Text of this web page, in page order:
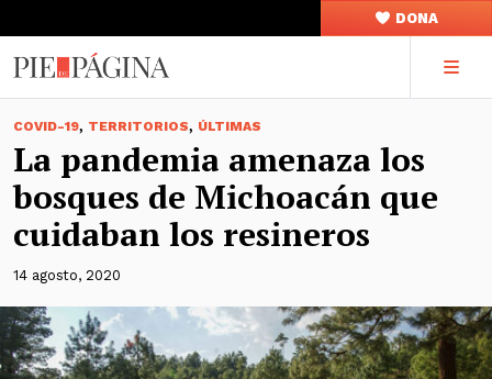
DONA
COVID-19, TERRITORIOS, ÚLTIMAS
La pandemia amenaza los
bosques de Michoacán que
cuidaban los resineros
14 agosto, 2020